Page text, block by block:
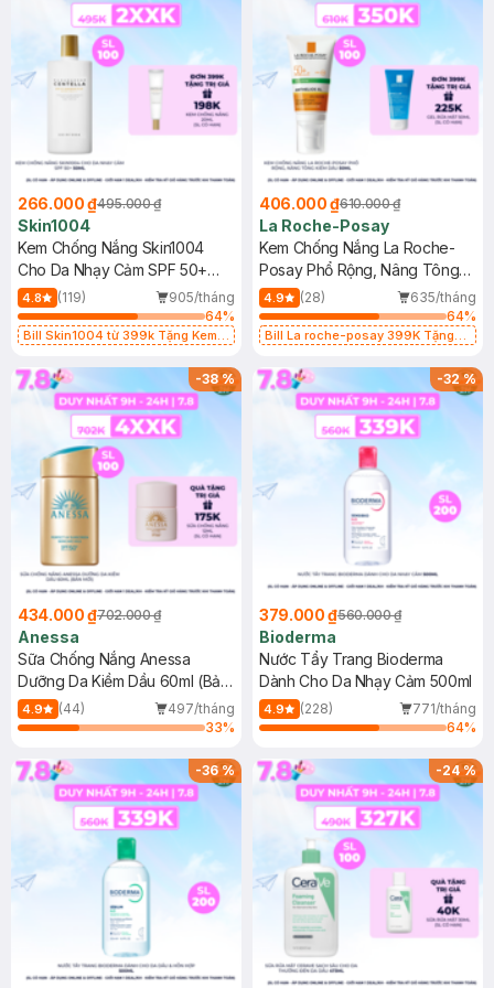
266.000 ₫495.000 ₫
Skin1004
Kem Chống Nắng Skin1004
Cho Da Nhạy Cảm SPF 50+
50ml
4.8 (119)
905/tháng
64%
Bill Skin1004 từ 399k Tặng Kem
SPF 50+ 20ml (SL Có Hạn)
406.000 ₫610.000 ₫
La Roche-Posay
Kem Chống Nắng La Roche-
Posay Phổ Rộng, Nâng Tông
Kiềm Dầu 50ml
4.9 (28)
635/tháng
64%
Bill La roche-posay 399K Tặng
(SL có hạn)
-38%
434.000 ₫702.000 ₫
Anessa
Sữa Chống Nắng Anessa
Dưỡng Da Kiềm Dầu 60ml (Bản
Mới)
4.9 (44)
497/tháng
33%
-32%
379.000 ₫560.000 ₫
Bioderma
Nước Tẩy Trang Bioderma
Dành Cho Da Nhạy Cảm 500ml
4.9 (228)
771/tháng
64%
-36% -24%